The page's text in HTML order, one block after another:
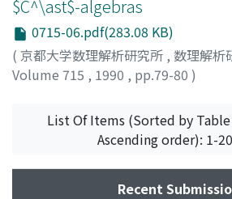
$C^\ast$-algebras
0715-06.pdf(283.08 KB)
( 京都大学数理解析研究所 , 数理解析
Volume 715 , 1990 , pp.79-80 )
List Of Items (Sorted by
Ascending order): 1-
Recent